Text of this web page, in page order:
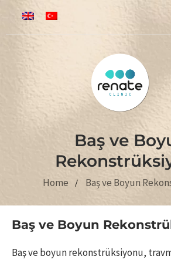
Baş ve
Home Baş ve Boyun
Baş ve Boyun
Baş ve boyun rekonstrüksiyonu,